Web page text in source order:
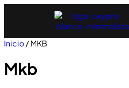
Inicio/ MKB
Mkb